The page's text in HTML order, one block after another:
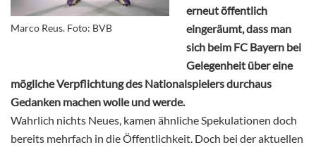
Marco Reus. Foto: BVB
erneut öffentlich
eingeräumt, dass man
sich beim FC Bayern bei
Gelegenheit über eine
mögliche Verpflichtung des Nationalspielers durchaus
Gedanken machen wolle und werde.
Wahrlich nichts Neues, kamen ähnliche Spekulationen doch
bereits mehrfach in die Öffentlichkeit. Doch bei der aktuellen